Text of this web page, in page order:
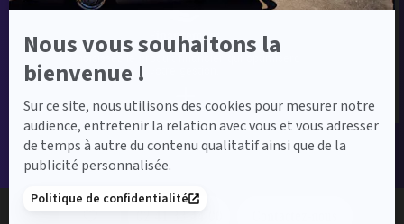
Nous vous souhaitons la
bienvenue !
Sur ce site, nous utilisons des cookies pour mesurer notre
audience, entretenir la relation avec vous et vous adresser
de temps à autre du contenu qualitatif ainsi que de la
publicité personnalisée.
Politique de confidentialité
02 41 33 44 00
Financement
Choisissez le produit financier qui optimisera